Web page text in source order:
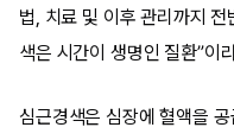
법, 치료 및 이후 관리까지
색은 시간이 생명인 질환”이
심근경색은 심장에 혈액을